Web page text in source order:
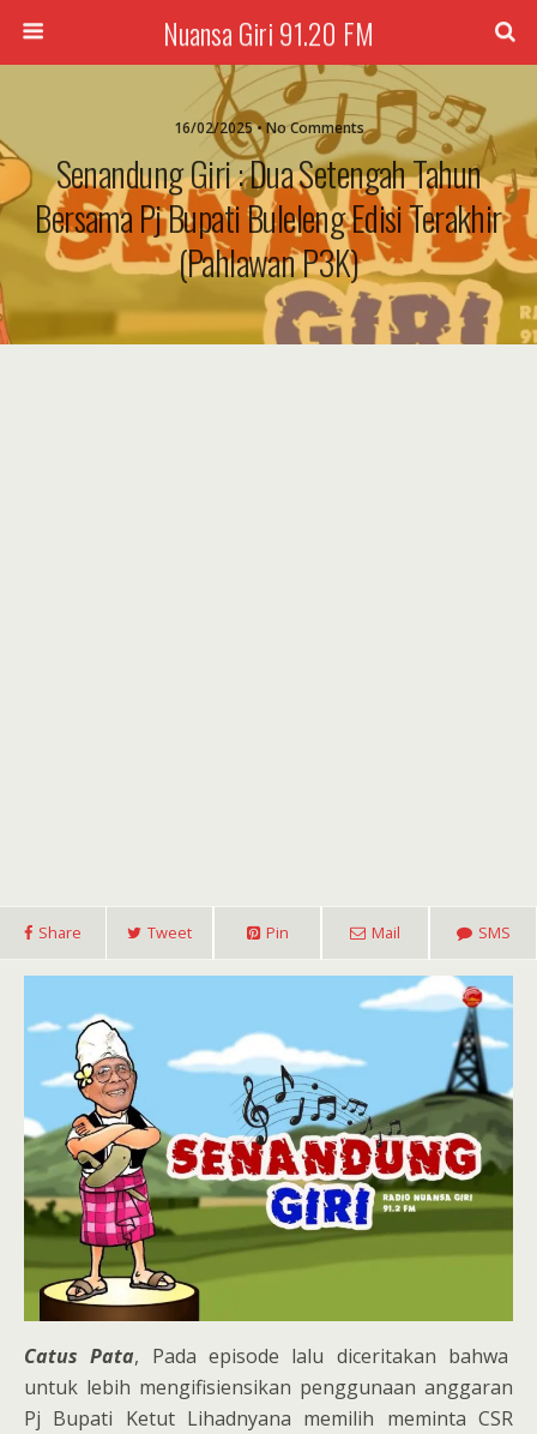
Nuansa Giri 91.20 FM
16/02/2025 • No Comments
Senandung Giri : Dua Setengah Tahun
Bersama Pj Bupati Buleleng Edisi Terakhir
(Pahlawan P3K)
Share Tweet Pin Mail SMS
Catus Pata, Pada episode lalu diceritakan bahwa
untuk lebih mengifisiensikan penggunaan anggaran
Pj Bupati Ketut Lihadnyana memilih meminta CSR